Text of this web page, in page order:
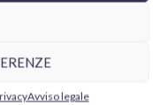
Avviso legale